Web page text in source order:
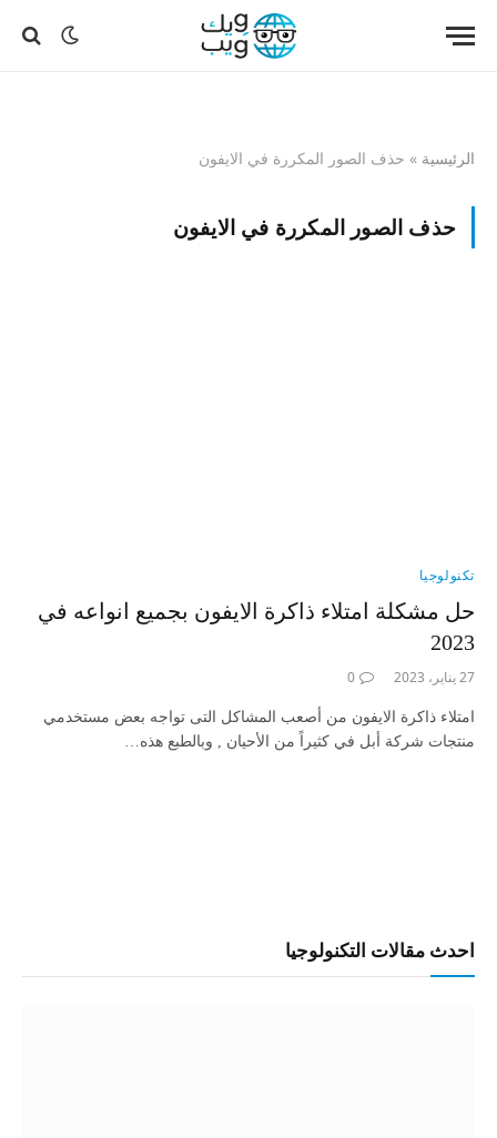
الرئيسية » حذف الصور المكررة في الايفون
حذف الصور المكررة في الايفون
تكنولوجيا
حل مشكلة امتلاء ذاكرة الايفون بجميع انواعه في
2023
27 يناير، 2023 0
امتلاء ذاكرة الايفون من أصعب المشاكل التى تواجه بعض مستخدمي
منتجات شركة أبل في كثيراً من الأحيان , وبالطبع هذه…
احدث مقالات التكنولوجيا